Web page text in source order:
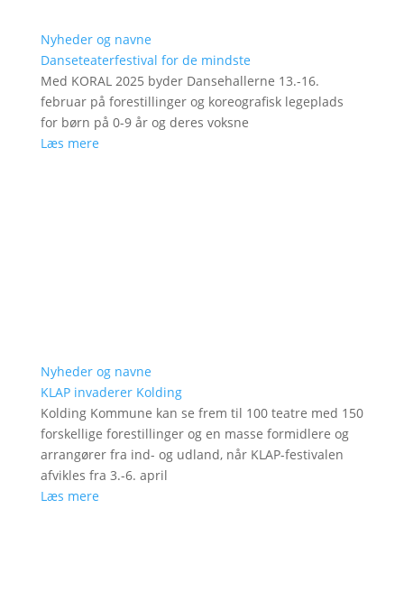
Nyheder og navne
Danseteaterfestival for de mindste
Med KORAL 2025 byder Dansehallerne 13.-16.
februar på forestillinger og koreografisk legeplads
for børn på 0-9 år og deres voksne
Læs mere
Nyheder og navne
KLAP invaderer Kolding
Kolding Kommune kan se frem til 100 teatre med 150
forskellige forestillinger og en masse formidlere og
arrangører fra ind- og udland, når KLAP-festivalen
afvikles fra 3.-6. april
Læs mere